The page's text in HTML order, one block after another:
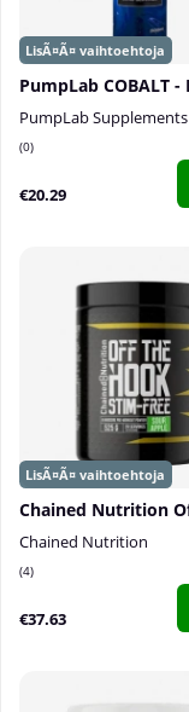
PumpLab Supplements
0
€20.29
Chained Nutrition
4
€37.63